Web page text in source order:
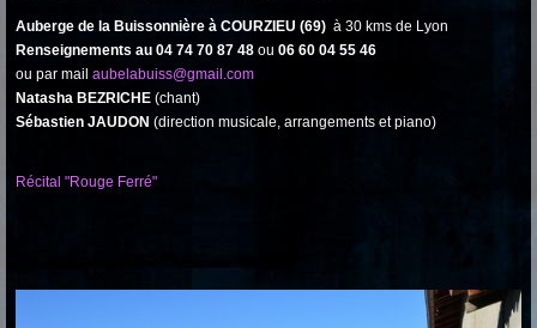
Auberge de la Buissonnière à COURZIEU (69) à 30 kms de Lyon
Renseignements au 04 74 70 87 48 ou 06 60 04 55 46
ou par mail aubelabuiss@gmail.com
Natasha BEZRICHE (chant)
Sébastien JAUDON (direction musicale, arrangements et piano)
Récital "Rouge Ferré"